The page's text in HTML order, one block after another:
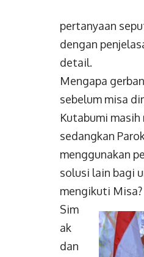
pertanyaan
dengan
detail.
Mengapa
sebelum misa
Kutabumi
sedangkan
menggunakan
solusi lain bagi
mengikuti Misa?
Sim
ak
dan